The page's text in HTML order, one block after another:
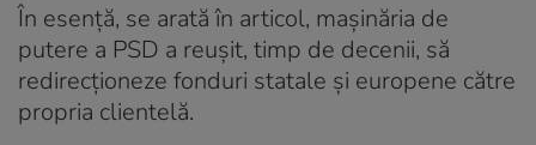
În esență, se arată în articol, mașinăria de
putere a PSD a reușit, timp de decenii, să
redirecționeze fonduri statale și europene către
propria clientelă.